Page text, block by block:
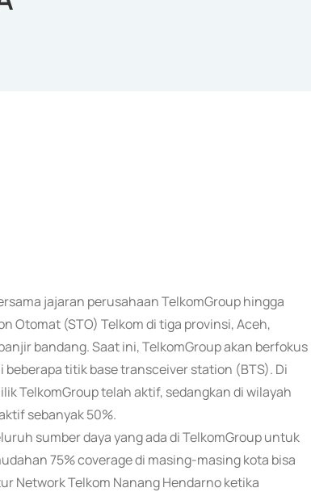
jajaran perusahaan TelkomGroup hingga
Otomat (STO) Telkom di tiga provinsi, Aceh,
bandang. Saat ini, TelkomGroup akan berfokus
titik base transceiver station (BTS). Di
TelkomGroup telah aktif, sedangkan di wilayah
sebanyak 50%.
sumber daya yang ada di TelkomGroup untuk
75% coverage di masing-masing kota bisa
Network Telkom Nanang Hendarno ketika